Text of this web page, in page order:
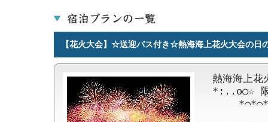
【花火大会】☆送迎バス付き☆熱海海上花火大会の日
熱海海上花
*:..o○☆ 限